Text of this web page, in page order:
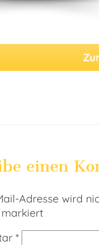
einen
Adresse wird
*